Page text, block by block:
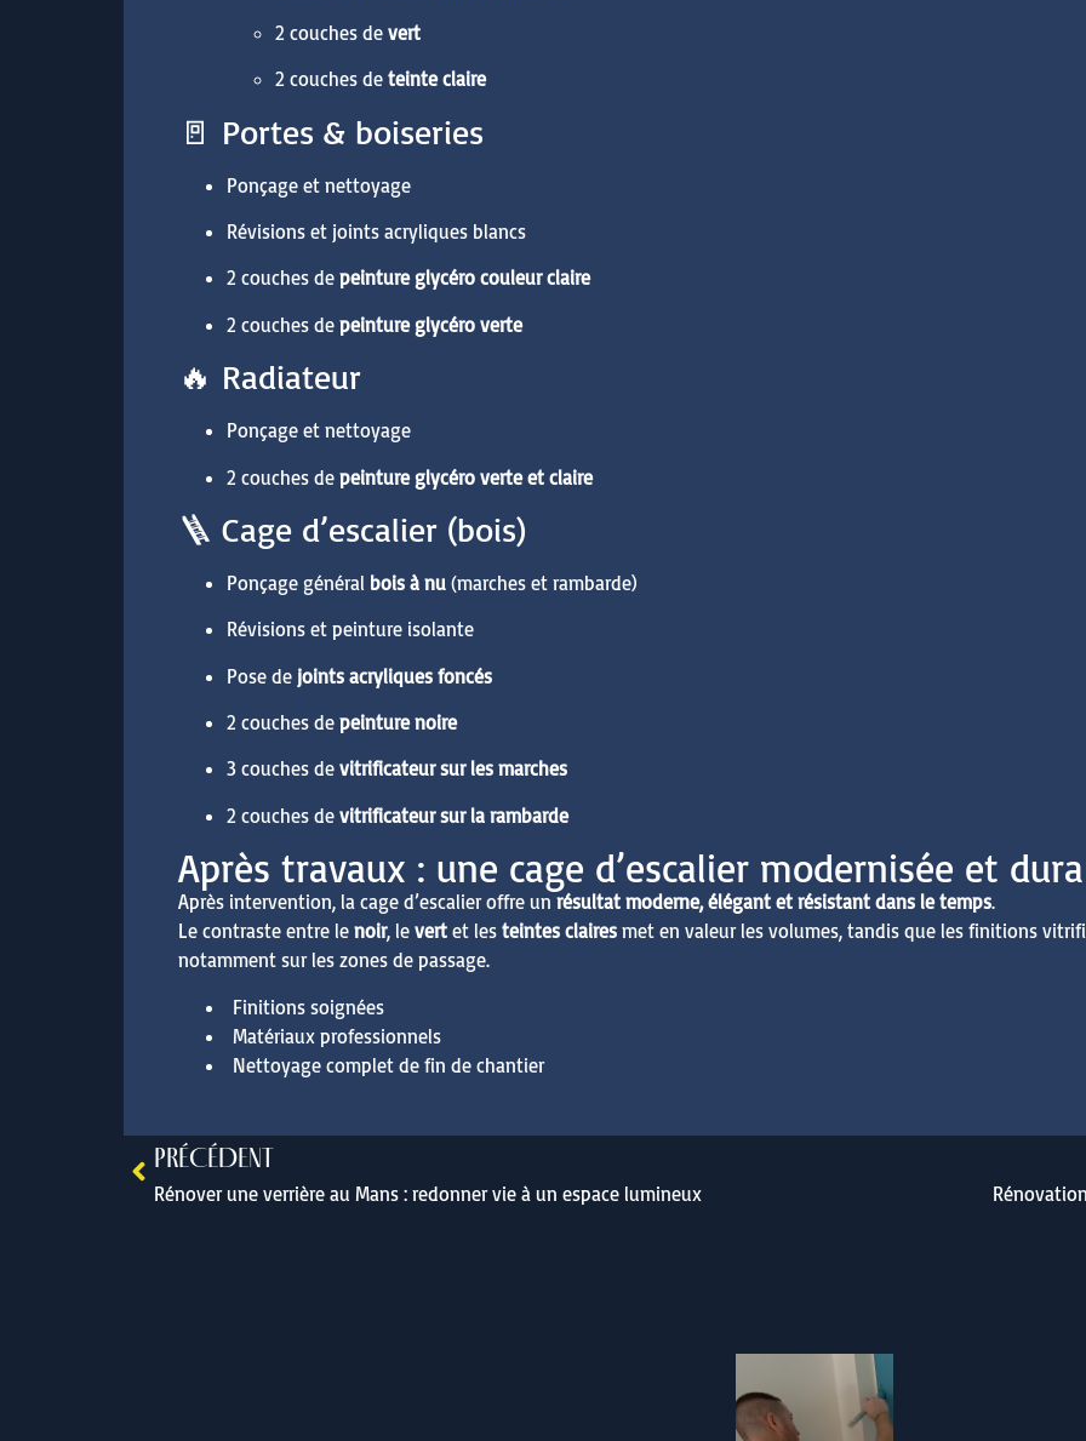
2 couches de vert
2 couches de teinte claire
🚪 Portes & boiseries
Ponçage et nettoyage
Révisions et joints acryliques blancs
2 couches de peinture glycéro couleur claire
2 couches de peinture glycéro verte
🔥 Radiateur
Ponçage et nettoyage
2 couches de peinture glycéro verte et claire
🪜 Cage d’escalier (bois)
Ponçage général bois à nu (marches et rambarde)
Révisions et peinture isolante
Pose de joints acryliques foncés
2 couches de peinture noire
3 couches de vitrificateur sur les marches
2 couches de vitrificateur sur la rambarde
Après travaux : une cage d’escalier modernisée et
Après intervention, la cage d’escalier offre un résultat moderne, élégant et résistant dans le temps.
Le contraste entre le noir, le vert et les teintes claires met en valeur les volumes, tandis que les finitions
notamment sur les zones de passage.
Finitions soignées
Matériaux professionnels
Nettoyage complet de fin de chantier
PRÉCÉDENT
Rénover une verrière au Mans : redonner vie à un espace lumineux